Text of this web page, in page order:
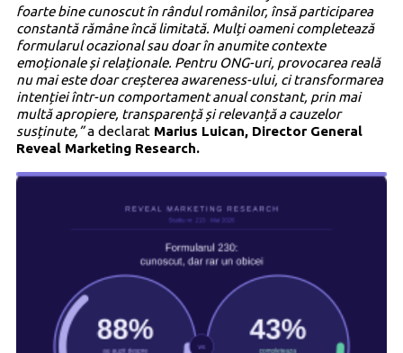
foarte bine cunoscut în rândul românilor, însă participarea
constantă rămâne încă limitată. Mulți oameni completează
formularul ocazional sau doar în anumite contexte
emoționale și relaționale. Pentru ONG-uri, provocarea reală
nu mai este doar creșterea awareness-ului, ci transformarea
intenției într-un comportament anual constant, prin mai
multă apropiere, transparență și relevanță a cauzelor
susținute,”a declarat Marius Luican, Director General
Reveal Marketing Research.